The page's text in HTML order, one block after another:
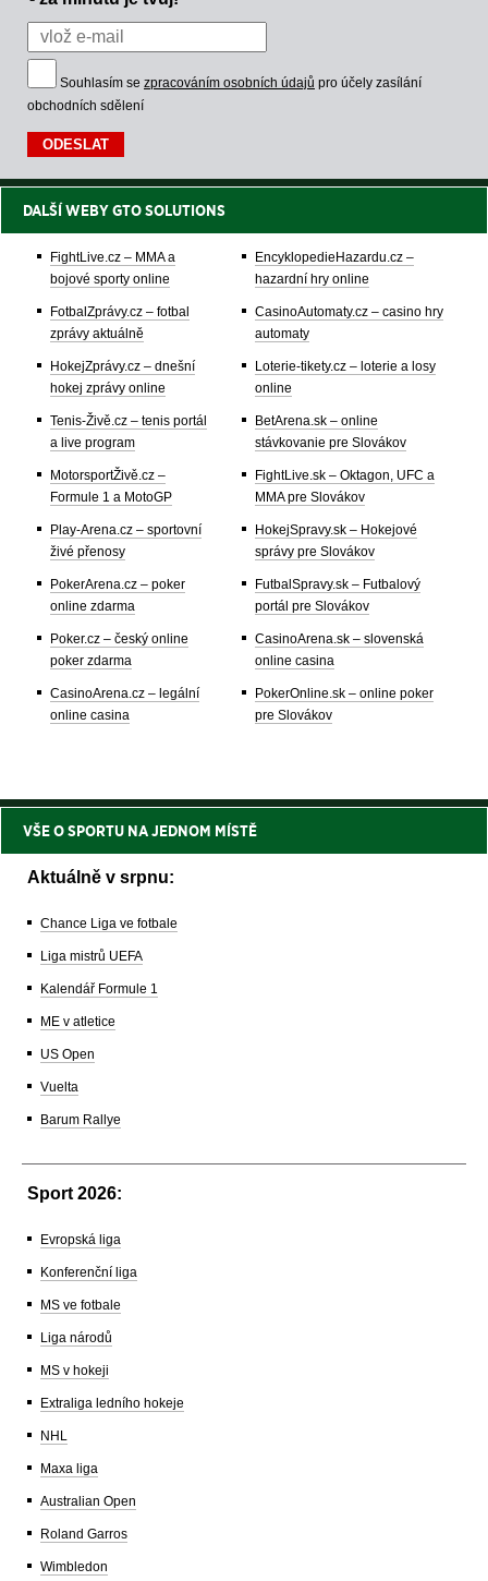
Souhlasím se zpracováním osobních údajů pro účely zasílání
obchodních sdělení
DALŠÍ WEBY GTO SOLUTIONS
FightLive.cz – MMA a
bojové sporty online
FotbalZprávy.cz – fotbal
zprávy aktuálně
HokejZprávy.cz – dnešní
hokej zprávy online
Tenis-Živě.cz – tenis portál
a live program
MotorsportŽivě.cz –
Formule 1 a MotoGP
Play-Arena.cz – sportovní
živé přenosy
PokerArena.cz – poker
online zdarma
Poker.cz – český online
poker zdarma
CasinoArena.cz – legální
online casina
EncyklopedieHazardu.cz –
hazardní hry online
CasinoAutomaty.cz – casino hry
automaty
Loterie-tikety.cz – loterie a losy
online
BetArena.sk – online
stávkovanie pre Slovákov
FightLive.sk – Oktagon, UFC a
MMA pre Slovákov
HokejSpravy.sk – Hokejové
správy pre Slovákov
FutbalSpravy.sk – Futbalový
portál pre Slovákov
CasinoArena.sk – slovenská
online casina
PokerOnline.sk – online poker
pre Slovákov
VŠE O SPORTU NA JEDNOM MÍSTĚ
Aktuálně v srpnu:
Chance Liga ve fotbale
Liga mistrů UEFA
Kalendář Formule 1
ME v atletice
US Open
Vuelta
Barum Rallye
Sport 2026:
Evropská liga
Konferenční liga
MS ve fotbale
Liga národů
MS v hokeji
Extraliga ledního hokeje
NHL
Maxa liga
Australian Open
Roland Garros
Wimbledon